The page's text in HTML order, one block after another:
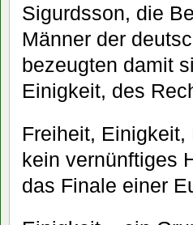
Sigurdsson, die
Männer der
bezeugten damit
Einigkeit, des
Freiheit,
kein vernünftiges
das Finale einer